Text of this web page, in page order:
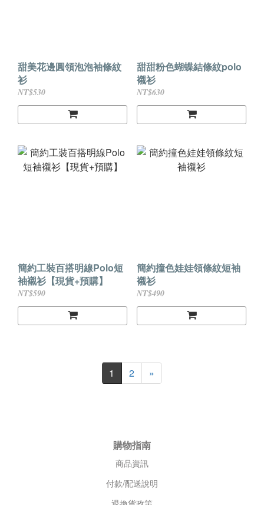
甜美花邊圓領泡泡袖條紋
衫
NT$530
甜甜粉色蝴蝶結條紋polo
襯衫
NT$630
簡約工裝百搭明線Polo短
袖襯衫【現貨+預購】
NT$590
簡約撞色娃娃領條紋短袖
襯衫
NT$490
1 2 »
購物指南
商品資訊
付款/配送說明